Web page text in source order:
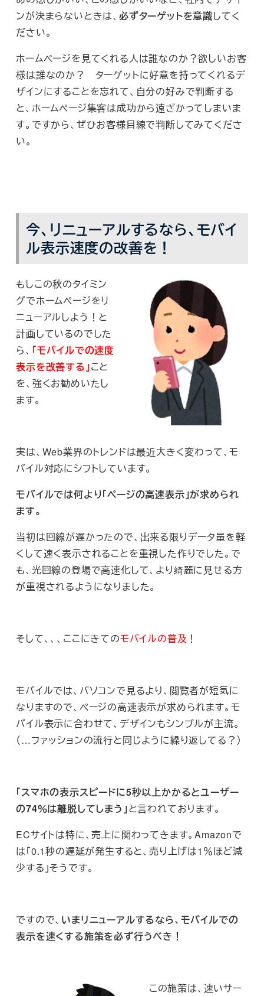
ンが決まらないときは、 必ずターゲットを意識してく
ださい。
ホームページを見てくれる人は誰なのか？欲しいお客
様は誰なのか？ ターゲットに好意を持ってくれるデ
ザインにすることを忘れて、自分の好みで判断する
と、ホームページ集客は成功から遠ざかってしまいま
す。ですから、ぜひお客様目線で判断してみてくださ
い。
今、リニューアルするなら、モバイ
ル表示速度の改善を！
もしこの秋のタイミン
グでホームページをリ
ニューアルしよう！と
計画しているのでした
ら、 「モバイルでの速度
表示を改善する」こと
を、強くお勧めいたし
ます。
実は、Web業界のトレンドは最近大きく変わって、モ
バイル対応にシフトしています。
モバイルでは何より「ページの高速表示」が求められ
ます。
当初は回線が遅かったので、出来る限りデータ量を軽
くして速く表示されることを重視した作りでした。で
も、光回線の登場で高速化して、より綺麗に見せる方
が重視されるようになりました。
そして、、、ここにきてのモバイルの普及 ！
モバイルでは、パソコンで見るより、閲覧者が短気に
なりますので、ページの高速表示が求められます。モ
バイル表示に合わせて、デザインもシンプルが主流。
（…ファッションの流行と同じように繰り返してる？）
「スマホの表示スピードに5秒以上かかるとユーザー
の74％は離脱してしまう」と言われております。
ECサイトは特に、売上に関わってきます。Amazonで
は「0.1秒の遅延が発生すると、売り上げは1％ほど減
少する」そうです。
ですので、 いまリニューアルするなら、モバイルでの
表示を速くする施策を必ず行うべき！
この施策は、速いサー